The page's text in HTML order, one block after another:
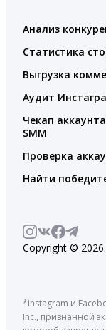
Анализ
Статистика
Выгрузка
Аудит
Чекап
SMM
Проверка
Найти
Copyright ©
*Instagram и
Inc., признанной